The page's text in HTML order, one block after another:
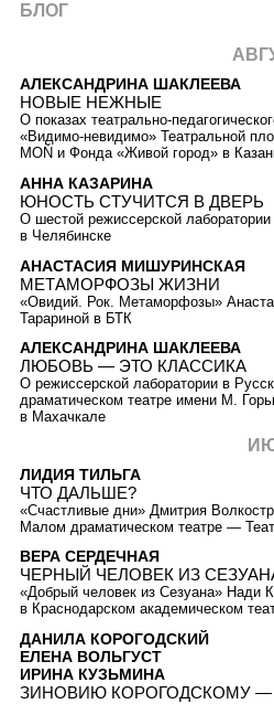
БЛОГ
АЛЕКСАНДРИНА ШАКЛЕЕВА
НОВЫЕ НЕЖНЫЕ
О показах театрально-
«Видимо-невидимо» Театральной
MOŇ и Фонда «Живой город» в
АННА КАЗАРИНА
ЮНОСТЬ СТУЧИТСЯ В ДВЕРЬ
О шестой режиссерской лаборатории
в Челябинске
АНАСТАСИЯ МИШУРИНСКАЯ
МЕТАМОРФОЗЫ ЖИЗНИ
«Овидий. Рок. Метаморфозы»
Тарариной в БТК
АЛЕКСАНДРИНА ШАКЛЕЕВА
ЛЮБОВЬ — ЭТО КЛАССИКА
О режиссерской лаборатории в
драматическом театре имени М.
в Махачкале
ЛИДИЯ ТИЛЬГА
ЧТО ДАЛЬШЕ?
«Счастливые дни» Дмитрия
Малом драматическом театре —
ВЕРА СЕРДЕЧНАЯ
ЧЕРНЫЙ ЧЕЛОВЕК ИЗ
«Добрый человек из Сезуана» Нади
в Краснодарском академическом
ДАНИЛА КОРОГОДСКИЙ
ЕЛЕНА ВОЛЬГУСТ
ИРИНА КУЗЬМИНА
ЗИНОВИЮ КОРОГОДСКОМУ —